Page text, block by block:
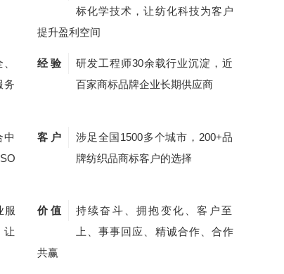
标化学技术，让纺化科技为客户
提升盈利空间
务
经 验
研发工程师30余载行业沉淀，近
百家商标品牌企业长期供应商
中
客 户
涉足全国1500多个城市，200+品
牌纺织品商标客户的选择
服
让
价 值
持续奋斗、拥抱变化、客户至
上、事事回应、精诚合作、合作
共赢